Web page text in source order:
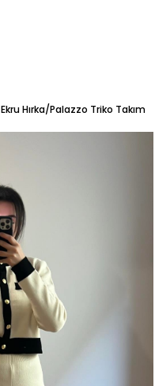
Ekru Hırka/Palazzo Triko Takım